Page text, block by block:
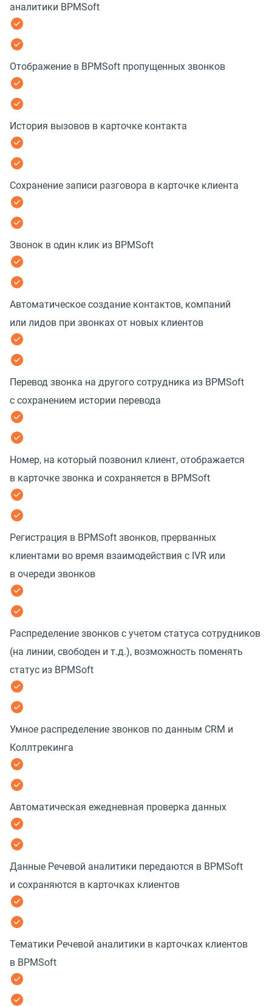
аналитики BPMSoft
Отображение в BPMSoft пропущенных звонков
История вызовов в карточке контакта
Сохранение записи разговора в карточке клиента
Звонок в один клик из BPMSoft
Автоматическое создание контактов, компаний
или лидов при звонках от новых клиентов
Перевод звонка на другого сотрудника из BPMSoft
с сохранением истории перевода
Номер, на который позвонил клиент, отображается
в карточке звонка и сохраняется в BPMSoft
Регистрация в BPMSoft звонков, прерванных
клиентами во время взаимодействия с IVR или
в очереди звонков
Распределение звонков с учетом статуса сотрудников
(на линии, свободен и т.д.), возможность поменять
статус из BPMSoft
Умное распределение звонков по данным CRM и
Коллтрекинга
Автоматическая ежедневная проверка данных
Данные Речевой аналитики передаются в BPMSoft
и сохраняются в карточках клиентов
Тематики Речевой аналитики в карточках клиентов
в BPMSoft